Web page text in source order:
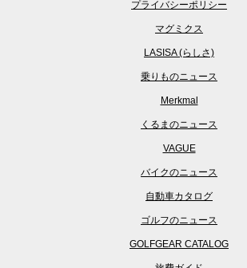
プライバシーポリシー
マグミクス
LASISA (らしさ)
乗りものニュース
Merkmal
くるまのニュース
VAGUE
バイクのニュース
自動車カタログ
ゴルフのニュース
GOLFGEAR CATALOG